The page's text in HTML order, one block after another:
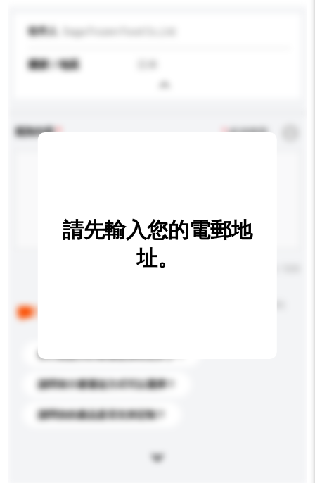
收件人
國家 / 地區
查詢內容 *必須填寫
你們能提供的最優惠價格是多少？
請問有什麼運送方式可以選擇？
請問你的產品是否支持定制？
請先輸入您的電郵地
址。